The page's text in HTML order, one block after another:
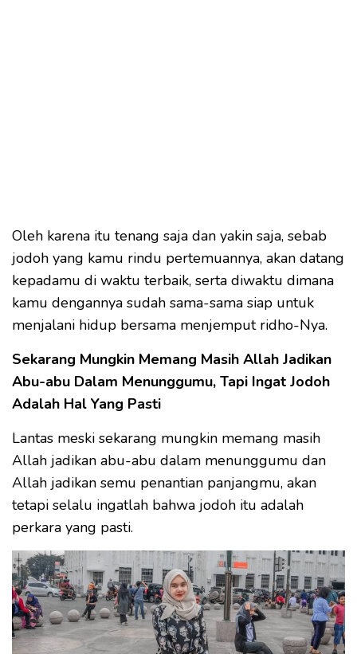
Oleh karena itu tenang saja dan yakin saja, sebab
jodoh yang kamu rindu pertemuannya, akan datang
kepadamu di waktu terbaik, serta diwaktu dimana
kamu dengannya sudah sama-sama siap untuk
menjalani hidup bersama menjemput ridho-Nya.
Sekarang Mungkin Memang Masih Allah Jadikan
Abu-abu Dalam Menunggumu, Tapi Ingat Jodoh
Adalah Hal Yang Pasti
Lantas meski sekarang mungkin memang masih
Allah jadikan abu-abu dalam menunggumu dan
Allah jadikan semu penantian panjangmu, akan
tetapi selalu ingatlah bahwa jodoh itu adalah
perkara yang pasti.